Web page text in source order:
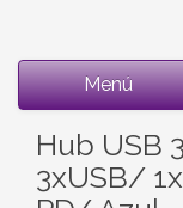
Menú
Hub USB
3xUSB/